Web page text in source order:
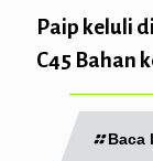
Paip keluli
C45 Bahan
Baca